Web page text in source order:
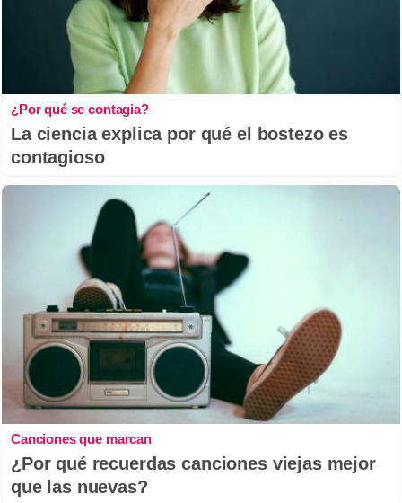
¿Por qué se contagia?
La ciencia explica por qué el bostezo es
contagioso
Canciones que marcan
¿Por qué recuerdas canciones viejas mejor
que las nuevas?